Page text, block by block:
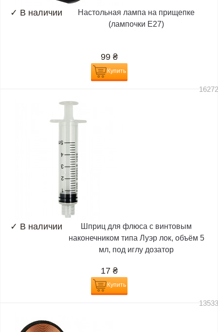
✓ В наличии
Настольная лампа на прищепке
(лампочки E27)
99 ₴
Купить
✓ В наличии
Шприц для флюса с винтовым
наконечником типа Луэр лок, объём 5
мл, под иглу дозатор
17 ₴
Купить